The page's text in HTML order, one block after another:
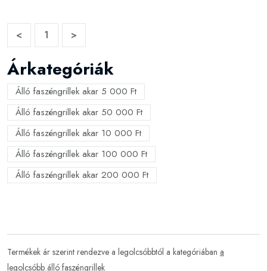
< 1 >
Árkategóriák
Álló faszéngrillek akar 5 000 Ft
Álló faszéngrillek akar 50 000 Ft
Álló faszéngrillek akar 10 000 Ft
Álló faszéngrillek akar 100 000 Ft
Álló faszéngrillek akar 200 000 Ft
Termékek ár szerint rendezve a legolcsóbbtól a kategóriában a
legolcsóbb álló faszéngrillek